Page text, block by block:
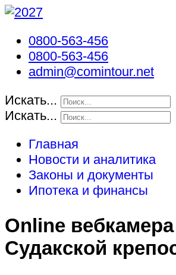
0800-563-456
0800-563-456
admin@comintour.net
Искать...
Искать...
Главная
Новости и аналитика
Законы и документы
Ипотека и финансы
Online вебкамера
Судакской